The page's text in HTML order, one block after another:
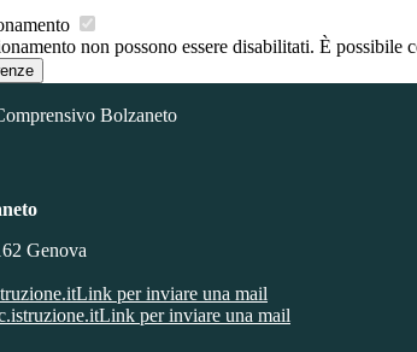
non possono essere disabilitati. È possibile
Bolzaneto
Genova
Link per inviare una mail
Link per inviare una mail